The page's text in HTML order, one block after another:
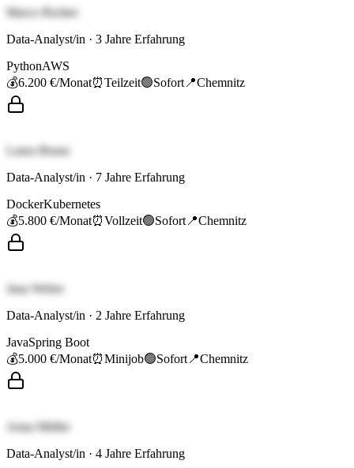
Marco Richter
Data-Analyst/in · 3 Jahre Erfahrung
PythonAWS
💰6.200 €/Monat⏰Teilzeit🟢Sofort 📍Chemnitz
Laura Braun
Data-Analyst/in · 7 Jahre Erfahrung
DockerKubernetes
💰5.800 €/Monat⏰Vollzeit🟢Sofort 📍Chemnitz
Jana Weber
Data-Analyst/in · 2 Jahre Erfahrung
JavaSpring Boot
💰5.000 €/Monat⏰Minijob🟢Sofort 📍Chemnitz
Anna Müller
Data-Analyst/in · 4 Jahre Erfahrung